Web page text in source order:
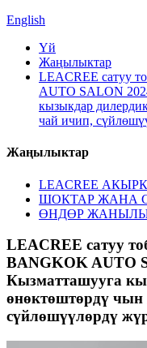
English
Үй
Жаңылыктар
LEACREE сатуу
AUTO SALON
кызыкдар
чай ичип,
Жаңылыктар
LEACREE
ШОКТАР ЖАНА
ӨНДӨР
LEACREE сатуу
BANGKOK AUTO
Кызматташууга
өнөктөштөрдү чын
сүйлөшүүлөрдү